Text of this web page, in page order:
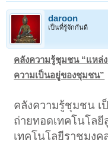
daroon
เป็นที่รู้จักกันดี
คลังความรู้ชุมชน “แหล่
ความเป็นอยู่ของชุมชน”
คลังความรู้ชุมชน เ
ถ่ายทอดเทคโนโล
เทคโนโลยีราชมงค